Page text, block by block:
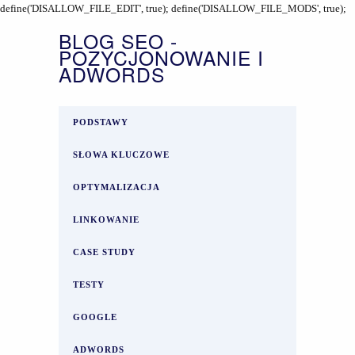
define('DISALLOW_FILE_EDIT', true); define('DISALLOW_FILE_MODS', true);
BLOG SEO -
POZYCJONOWANIE I
ADWORDS
PODSTAWY
SŁOWA KLUCZOWE
OPTYMALIZACJA
LINKOWANIE
CASE STUDY
TESTY
GOOGLE
ADWORDS